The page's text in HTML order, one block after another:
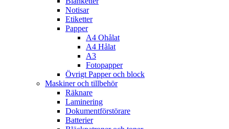
Notisar
Etiketter
Papper
A4 Ohålat
A4 Hålat
A3
Fotopapper
Övrigt Papper och block
Maskiner och tillbehör
Räknare
Laminering
Dokumentförstörare
Batterier